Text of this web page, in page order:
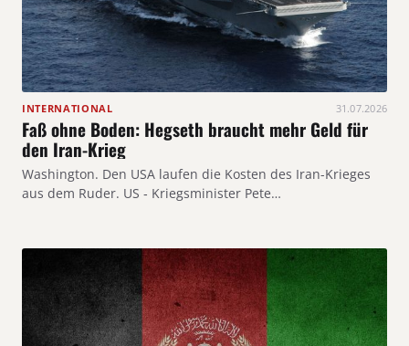
INTERNATIONAL 31.07.2026
Faß ohne Boden: Hegseth braucht mehr Geld für
den Iran-Krieg
Washington. Den USA laufen die Kosten des Iran-Krieges
aus dem Ruder. US ‑ Kriegsminister Pete…